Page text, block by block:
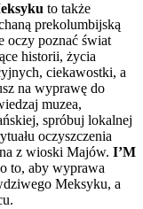
to także
prekolumbijską
oczy poznać świat
historii, życia
ciekawostki, a
na wyprawę do
muzea,
spróbuj lokalnej
oczyszczenia
z wioski Majów. I’M
to, aby wyprawa
Meksyku, a